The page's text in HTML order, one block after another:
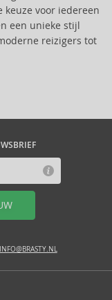
keuze voor iedereen
een unieke stijl
reizigers tot
INFO@BRASTY.NL